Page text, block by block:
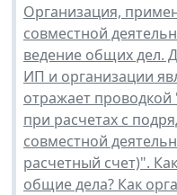
Организация,
совместной
ведение общих дел.
ИП и организации
отражает проводкой
при расчетах с
совместной
расчетный счет)".
общие дела? Как